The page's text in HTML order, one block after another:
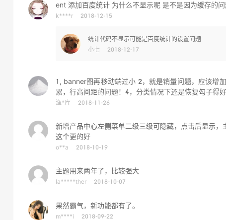
ent 添加百度统计 为什么不显示呢 是不是因为缓存的
k****r 2018-12-15
统计代码不显示可能是百度统计的设置问题
小七
2018-12-17
1, banner图再移动端过小 2，就是销量问题，应该增
累，行高间距的问题！4，分类情况下还是恢复勾子得
渔*库 2018-11-26
新增产品中心左侧菜单二级三级可隐藏，点击后显示，
这个更的好
o**a 2018-10-19
主题用来两年了，比较强大
la*****ther 2018-10-07
果然霸气，新功能都有了。
m****i 2018-09-22